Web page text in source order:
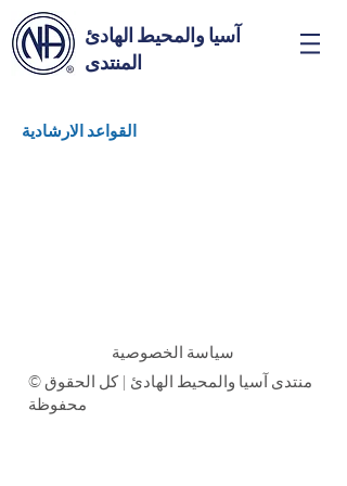
آسيا والمحيط الهادئ
المنتدى
القواعد الارشادية
سياسة الخصوصية
© منتدى آسيا والمحيط الهادئ | كل الحقوق
محفوظة